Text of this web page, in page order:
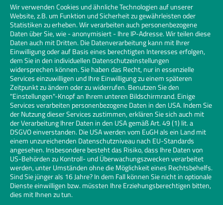
Wir verwenden Cookies und ähnliche Technologien auf unserer
Website, z.B. um Funktion und Sicherheit zu gewährleisten oder
Statistiken zu erheben. Wir verarbeiten auch personenbezogene
Daten über Sie, wie - anonymisiert - Ihre IP-Adresse. Wir teilen diese
Daten auch mit Dritten. Die Datenverarbeitung kann mit Ihrer
Einwilligung oder auf Basis eines berechtigten Interesses erfolgen,
dem Sie in den individuellen Datenschutzeinstellungen
widersprechen können. Sie haben das Recht, nur in essenzielle
Services einzuwilligen und Ihre Einwilligung zu einem späteren
Zeitpunkt zu ändern oder zu widerrufen. Benutzen Sie den
"Einstellungen"-Knopf an Ihrem unteren Bildschirmrand. Einige
Services verarbeiten personenbezogene Daten in den USA. Indem Sie
der Nutzung dieser Services zustimmen, erklären Sie sich auch mit
der Verarbeitung Ihrer Daten in den USA gemäß Art. 49 (1) lit. a
DSGVO einverstanden. Die USA werden vom EuGH als ein Land mit
einem unzureichenden Datenschutzniveau nach EU-Standards
angesehen. Insbesondere besteht das Risiko, dass Ihre Daten von
US-Behörden zu Kontroll- und Überwachungszwecken verarbeitet
werden, unter Umständen ohne die Möglichkeit eines Rechtsbehelfs.
Sind Sie jünger als 16 Jahre? In dem Fall können Sie nicht in optionale
Dienste einwilligen bzw. müssten Ihre Erziehungsberechtigen bitten,
dies mit Ihnen zu tun.
akzeptieren und diesen Inhalt zu
aktivieren | Click to accept marketing
cookies and enable this content